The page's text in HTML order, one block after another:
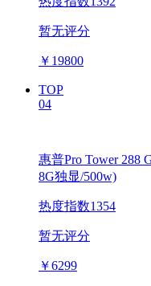
暂无评分
￥ 19800
TOP
04
惠普Pro Tower 288
8G独显/500w)
热度指数1354
暂无评分
￥6299